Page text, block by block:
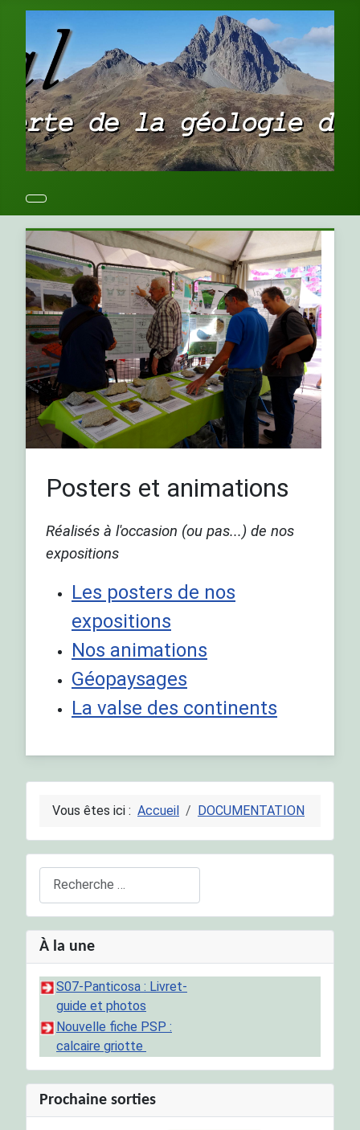
Posters et animations
Réalisés à l'occasion (ou pas...) de nos
expositions
Les posters de nos
expositions
Nos animations
Géopaysages
La valse des continents
Vous êtes ici : Accueil DOCUMENTATION
Rechercher
À la une
S07-Panticosa : Livret-
guide et photos
Nouvelle fiche PSP :
calcaire griotte
Prochaine sorties